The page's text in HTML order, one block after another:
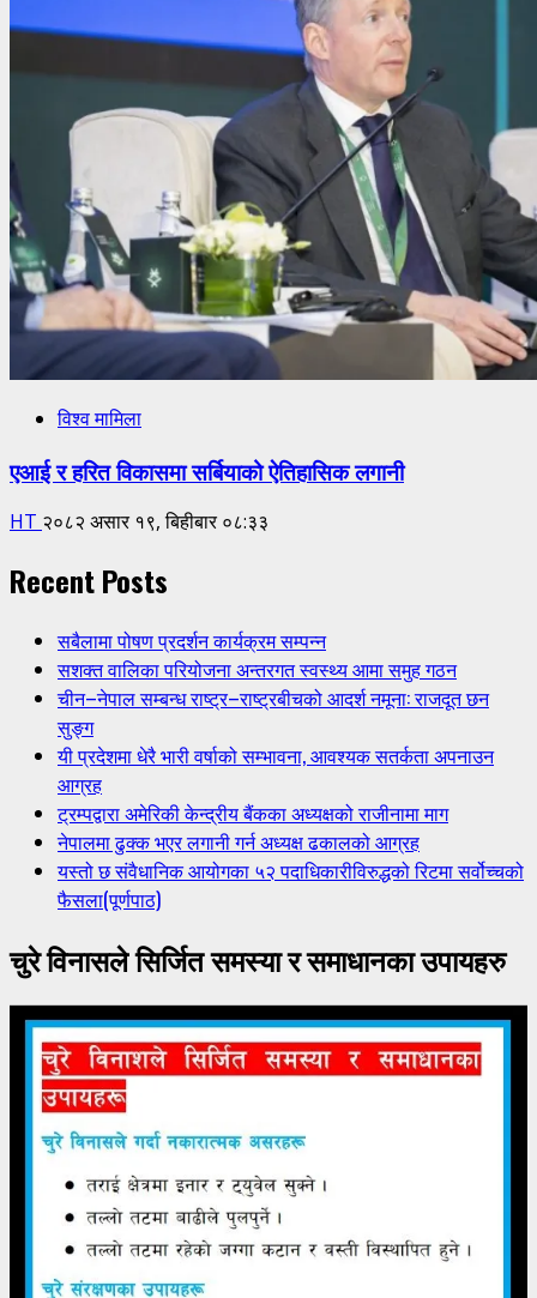
विश्व मामिला
एआई र हरित विकासमा सर्बियाको ऐतिहासिक लगानी
HT २०८२ असार १९, बिहीबार ०८:३३
Recent Posts
सबैलामा पोषण प्रदर्शन कार्यक्रम सम्पन्न
सशक्त वालिका परियोजना अन्तरगत स्वस्थ्य आमा समुह गठन
चीन–नेपाल सम्बन्ध राष्ट्र–राष्ट्रबीचको आदर्श नमूना: राजदूत छन
सुङ्ग
यी प्रदेशमा धेरै भारी वर्षाको सम्भावना, आवश्यक सतर्कता अपनाउन
आग्रह
ट्रम्पद्वारा अमेरिकी केन्द्रीय बैंकका अध्यक्षको राजीनामा माग
नेपालमा ढुक्क भएर लगानी गर्न अध्यक्ष ढकालको आग्रह
यस्तो छ संवैधानिक आयोगका ५२ पदाधिकारीविरुद्धको रिटमा सर्वोच्चको
फैसला(पूर्णपाठ)
चुरे विनासले सिर्जित समस्या र समाधानका उपायहरु